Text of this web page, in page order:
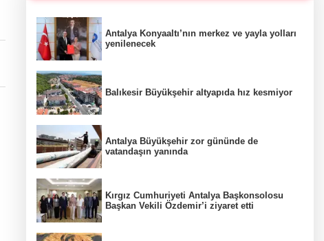
Antalya Konyaaltı’nın merkez ve yayla yolları
yenilenecek
Balıkesir Büyükşehir altyapıda hız kesmiyor
Antalya Büyükşehir zor gününde de
vatandaşın yanında
Kırgız Cumhuriyeti Antalya Başkonsolosu
Başkan Vekili Özdemir’i ziyaret etti